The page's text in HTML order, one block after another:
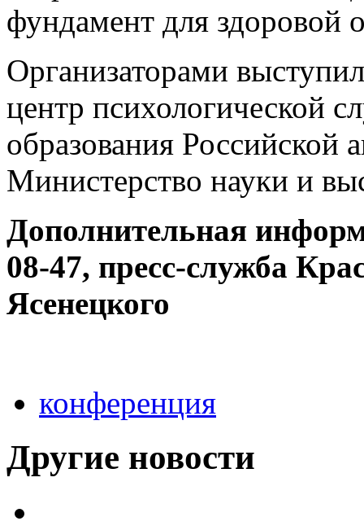
фундамент для здоровой
Организаторами
центр психологической
образования Российской
Министерство науки и
Дополнительная
08-47, пресс-служба
Ясенецкого
конференция
Другие новости